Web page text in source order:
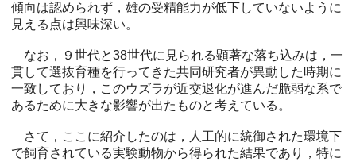
傾向は認められず，雄の受精能力が低下していないように
見える点は興味深い。
なお，９世代と38世代に見られる顕著な落ち込みは，一
貫して選抜育種を行ってきた共同研究者が異動した時期に
一致しており，このウズラが近交退化が進んだ脆弱な系で
あるために大きな影響が出たものと考えている。
さて，ここに紹介したのは，人工的に統御された環境下
で飼育されている実験動物から得られた結果であり，特に